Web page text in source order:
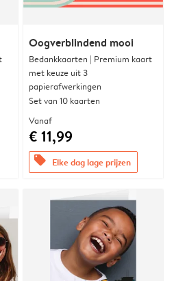
Oogverblindend mooi
Bedankkaarten | Premium kaart
met keuze uit 3
papierafwerkingen
Set van 10 kaarten
Vanaf
€ 11,99
offers Elke dag lage prijzen